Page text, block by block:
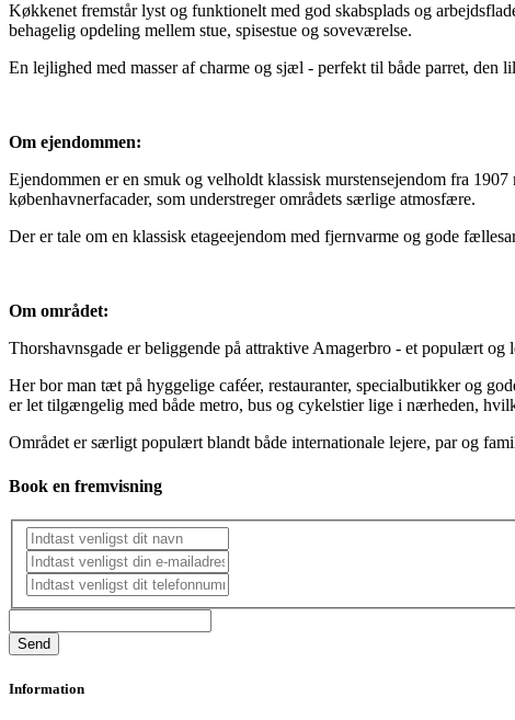
Køkkenet fremstår lyst og funktionelt med god skabsplads og
behagelig opdeling mellem stue, spisestue og soveværelse.
En lejlighed med masser af charme og sjæl - perfekt til både parret, den
Om ejendommen:
Ejendommen er en smuk og velholdt klassisk murstensejendom fra
københavnerfacader, som understreger områdets særlige atmosfære.
Der er tale om en klassisk etageejendom med fjernvarme og gode
Om området:
Thorshavnsgade er beliggende på attraktive Amagerbro - et populært
Her bor man tæt på hyggelige caféer, restauranter, specialbutikker og
er let tilgængelig med både metro, bus og cykelstier lige i nærheden,
Området er særligt populært blandt både internationale lejere, par og
Book en fremvisning
Information